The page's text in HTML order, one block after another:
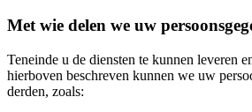
Met wie delen we uw
Teneinde u de diensten te kunnen leveren
hierboven beschreven kunnen we uw
derden, zoals: